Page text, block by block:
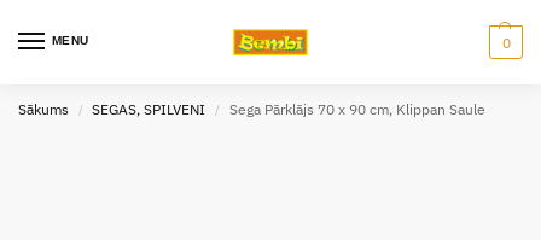
MENU 0
Sākums / SEGAS, SPILVENI / Sega Pārklājs 70 x 90 cm, Klippan Saule